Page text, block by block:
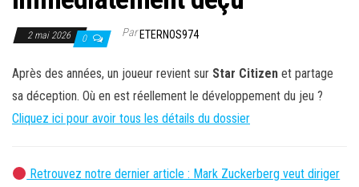
2 mai 2026 0 ParETERNOS974
Après des années, un joueur revient sur Star Citizen et partage
sa déception. Où en est réellement le développement du jeu ?
Cliquez ici pour avoir tous les détails du dossier
Retrouvez notre dernier article : Mark Zuckerberg veut diriger